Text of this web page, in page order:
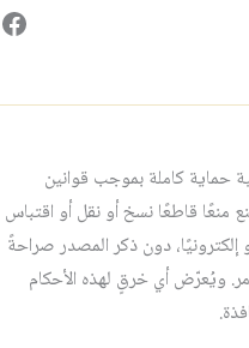
حماية كاملة بموجب قوانين
منعًا قاطعًا نسخ أو نقل أو اقتباس
إلكترونيًا، دون ذكر المصدر صراحةً
ويُعرّض أي خرقٍ لهذه الأحكام